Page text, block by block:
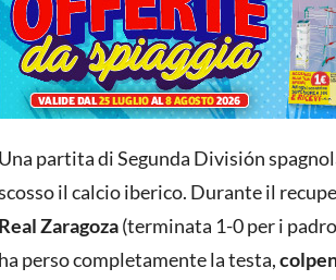
Una partita di Segunda División
il calcio iberico. Durante il
Real Zaragoza(terminata 1-0 per i
ha perso completamente la testa,